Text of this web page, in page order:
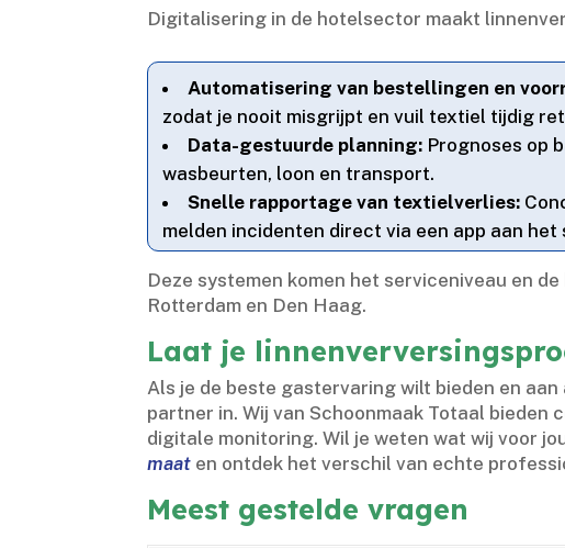
Digitalisering in de hotelsector maakt
Automatisering van bestellingen en
zodat je nooit misgrijpt en vuil textiel tijdig
Data-gestuurde planning: Prognoses op
wasbeurten, loon en transport.​
Snelle rapportage van textielverlies:
melden incidenten direct via een app aan
Deze systemen komen het serviceniveau en
Rotterdam en Den Haag.​
Laat je
Als je de beste gastervaring wilt bieden en
partner in.​ Wij van Schoonmaak Totaal
digitale monitoring.​ Wil je weten wat wij voor
maat en ontdek het verschil van echte
Meest gestelde vragen